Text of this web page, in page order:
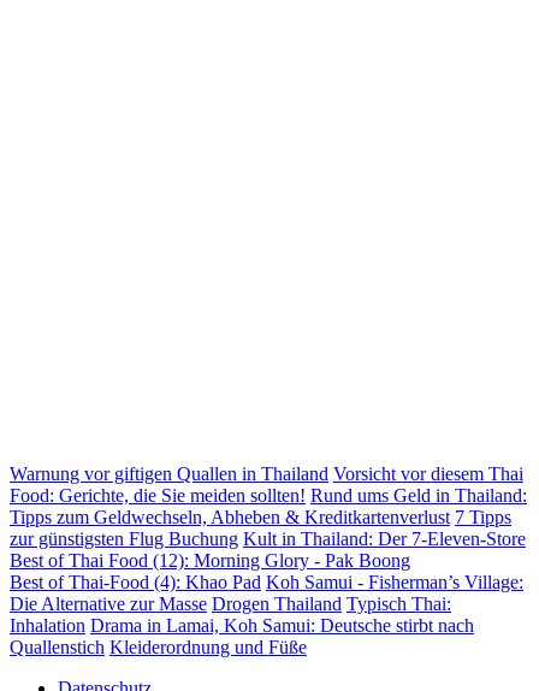
Warnung vor giftigen Quallen in Thailand Vorsicht vor diesem Thai
Food: Gerichte, die Sie meiden sollten! Rund ums Geld in Thailand:
Tipps zum Geldwechseln, Abheben & Kreditkartenverlust 7 Tipps
zur günstigsten Flug Buchung Kult in Thailand: Der 7-Eleven-Store
Best of Thai Food (12): Morning Glory - Pak Boong
Best of Thai-Food (4): Khao Pad Koh Samui - Fisherman’s Village:
Die Alternative zur Masse Drogen Thailand Typisch Thai:
Inhalation Drama in Lamai, Koh Samui: Deutsche stirbt nach
Quallenstich Kleiderordnung und Füße